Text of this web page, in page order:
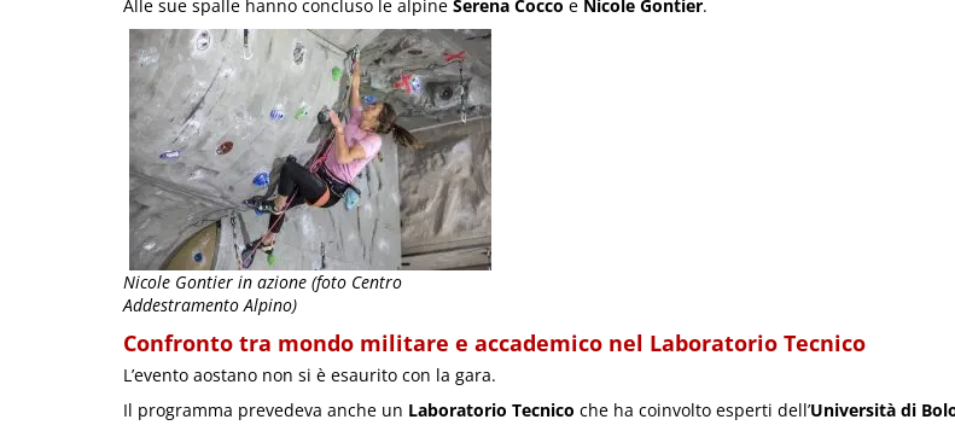
Alle sue spalle hanno concluso le alpine Serena Cocco e Nicole Gontier.
Nicole Gontier in azione (foto Centro
Addestramento Alpino)
Confronto tra mondo militare e accademico nel Laboratorio Tecnico
L’evento aostano non si è esaurito con la gara.
Il programma prevedeva anche un Laboratorio Tecnico che ha coinvolto esperti dell’Università di